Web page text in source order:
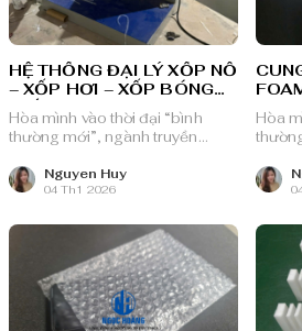
HỆ THỐNG ĐẠI LÝ XỐP NỔ
– XỐP HƠI – XỐP BÓNG
KHÍ
Hòa mình vào thời đại “bình
thường mới”, ngành truyền
nguồn lực dồi dào và chiến lược
bài bản, sẵn sàng ghi danh trên
Nguyen Huy
04 Th1 2026
Hòa
bài